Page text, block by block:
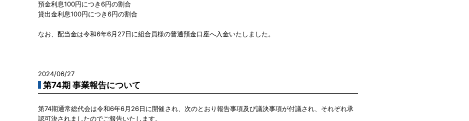
預金利息100円につき6円の割合
貸出金利息100円につき6円の割合
なお、配当金は令和6年6月27日に組合員様の普通預金口座へ入金いたしました。
2024/06/27
第74期 事業報告について
第74期通常総代会は令和6年6月26日に開催され、次のとおり報告事項及び議決事項が付議され、それぞれ承
認可決されましたのでご報告いたします。